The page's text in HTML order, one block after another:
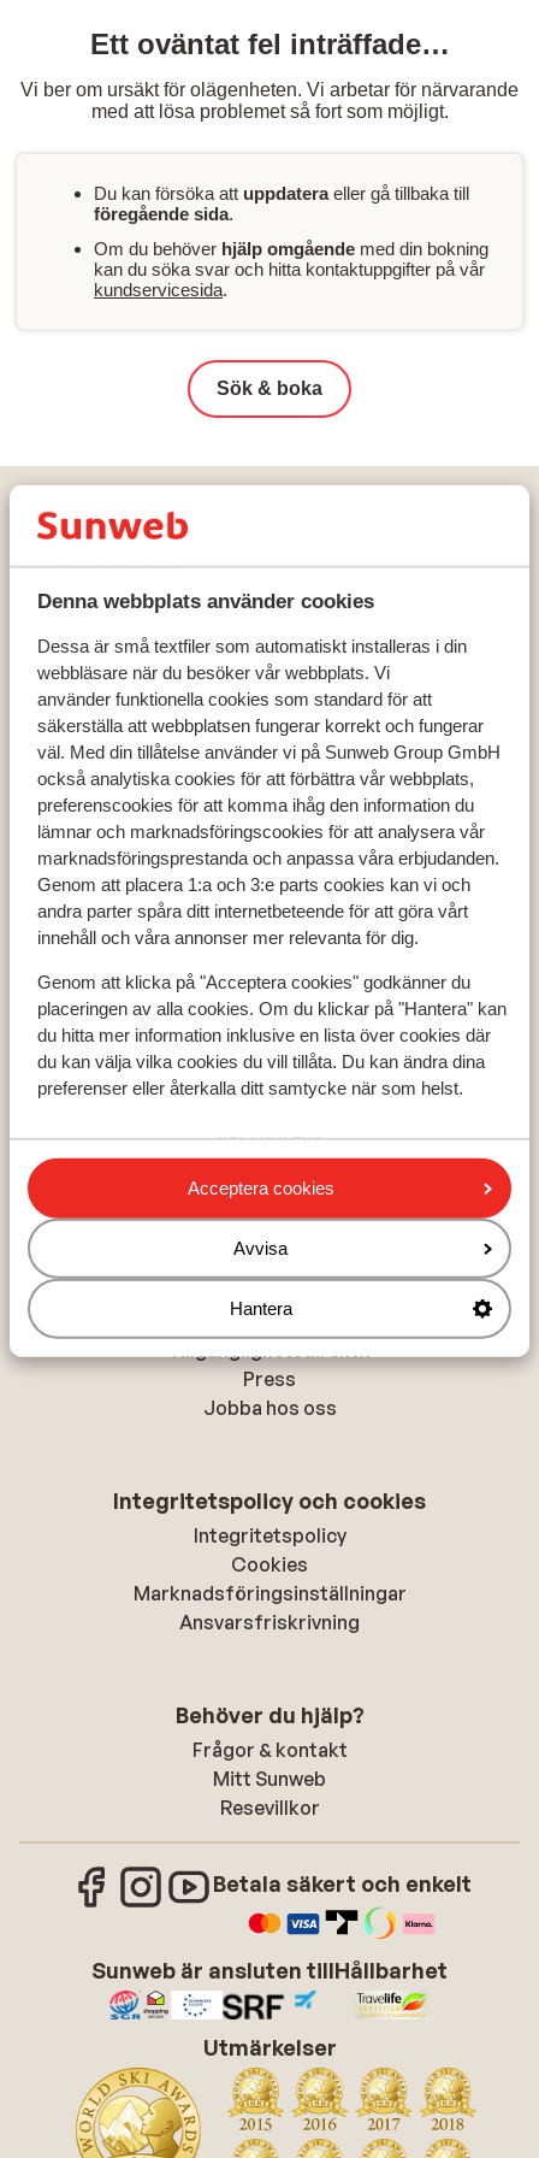
Denna webbplats använder cookies
Dessa är små textfiler som automatiskt installeras i din
webbläsare när du besöker vår webbplats. Vi
använder funktionella cookies som standard för att
säkerställa att webbplatsen fungerar korrekt och fungerar
väl. Med din tillåtelse använder vi på Sunweb Group GmbH
också analytiska cookies för att förbättra vår webbplats,
preferenscookies för att komma ihåg den information du
lämnar och marknadsföringscookies för att analysera vår
marknadsföringsprestanda och anpassa våra erbjudanden.
Genom att placera 1:a och 3:e parts cookies kan vi och
andra parter spåra ditt internetbeteende för att göra vårt
innehåll och våra annonser mer relevanta för dig.
Genom att klicka på "Acceptera cookies" godkänner du
placeringen av alla cookies. Om du klickar på "Hantera" kan
du hitta mer information inklusive en lista över cookies där
du kan välja vilka cookies du vill tillåta. Du kan ändra dina
preferenser eller återkalla ditt samtycke när som helst.
Acceptera cookies
Avvisa
Hantera
Ett oväntat fel inträffade…
Vi ber om ursäkt för olägenheten. Vi arbetar för närvarande
med att lösa problemet så fort som möjligt.
Du kan försöka att uppdateraeller gå tillbaka till
föregående sida.
Om du behöver hjälp omgående med din bokning
kan du söka svar och hitta kontaktuppgifter på vår
kundservicesida.
Sök & boka
Saalbach-Hinterglemm-Leogang-Fieberbrunn
VAYA Post Saalbach
Populära länder
Österrike
Frankrike
Andorra
Populära destinationer
Ski Amadé
Zell am See - Kaprun
Les Trois Vallées
Populära skidområden
Val Thorens
La Plagne
Om Sunweb
Hållbar semester
Tillgänglighetsdirektiv
Press
Jobba hos oss
Integritetspolicy och cookies
Integritetspolicy
Cookies
Marknadsföringsinställningar
Ansvarsfriskrivning
Behöver du hjälp?
Frågor & kontakt
Mitt Sunweb
Resevillkor
Betala säkert och enkelt
Sunweb är ansluten tillHållbarhet
Utmärkelser